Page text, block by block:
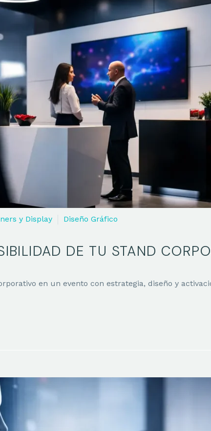
y Display Diseño Gráfico
DE TU STAND
en un evento con estrategia, diseño y